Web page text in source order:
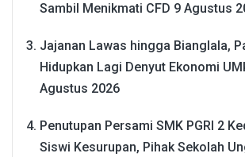
Sambil Menikmati CFD 9 Agustus
Jajanan Lawas hingga Bianglala,
Hidupkan Lagi Denyut Ekonomi
Agustus 2026
Penutupan Persami SMK PGRI 2
Siswi Kesurupan, Pihak Sekolah